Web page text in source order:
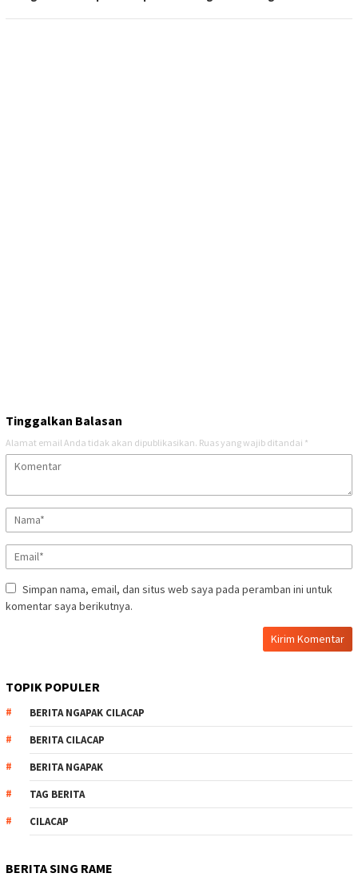
Tinggalkan Balasan
Alamat email Anda tidak akan dipublikasikan. Ruas yang wajib ditandai *
Simpan nama, email, dan situs web saya pada peramban ini untuk
komentar saya berikutnya.
TOPIK POPULER
BERITA NGAPAK CILACAP
BERITA CILACAP
BERITA NGAPAK
TAG BERITA
CILACAP
BERITA SING RAME